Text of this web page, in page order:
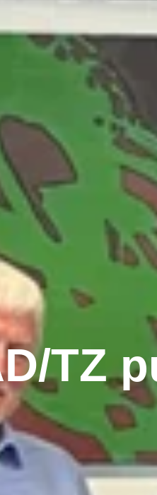
Profil Gemeinschaft
TZ